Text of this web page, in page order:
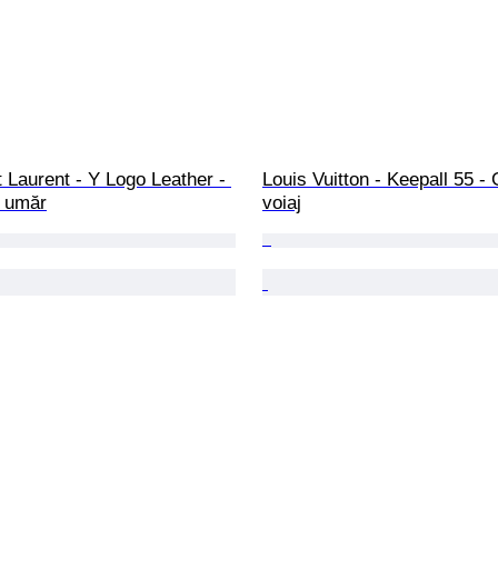
Laurent - Y Logo Leather -
umăr
Louis Vuitton - Keepall 55 -
voiaj